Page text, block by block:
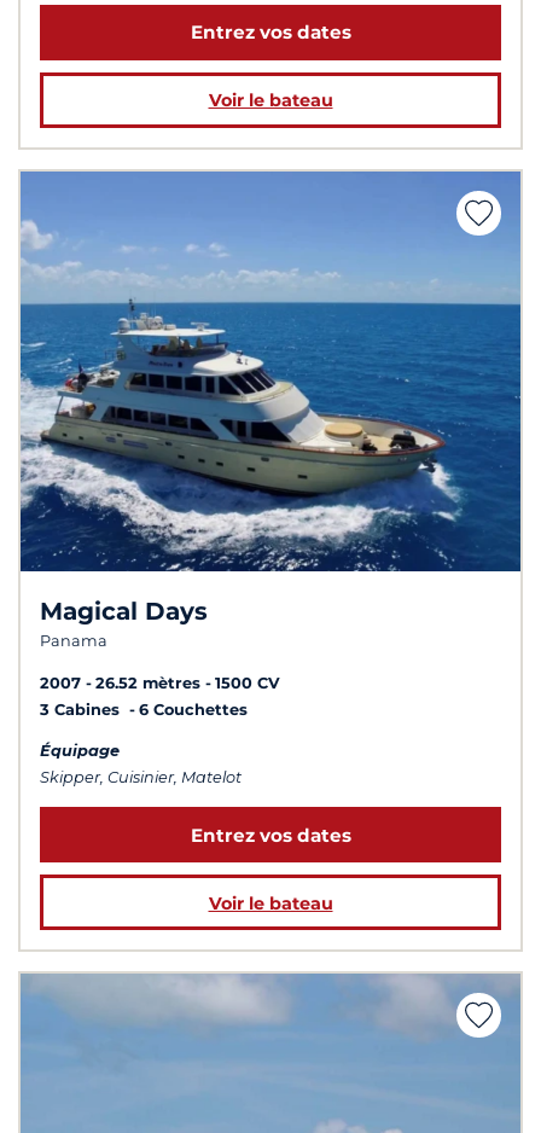
Entrez vos dates
Voir le bateau
Magical Days
Panama
2007 26.52 mètres
1500 CV
3 Cabines
6 Couchettes
Équipage
Skipper, Cuisinier, Matelot
Entrez vos dates
Voir le bateau